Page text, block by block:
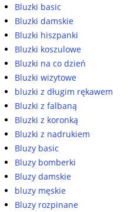
Bluzki basic
Bluzki damskie
Bluzki hiszpanki
Bluzki koszulowe
Bluzki na co dzień
Bluzki wizytowe
bluzki z długim rękawem
Bluzki z falbaną
Bluzki z koronką
Bluzki z nadrukiem
Bluzy basic
Bluzy bomberki
Bluzy damskie
bluzy męskie
Bluzy rozpinane